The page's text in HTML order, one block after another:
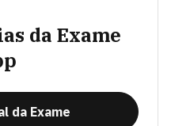
da Exame
da Exame